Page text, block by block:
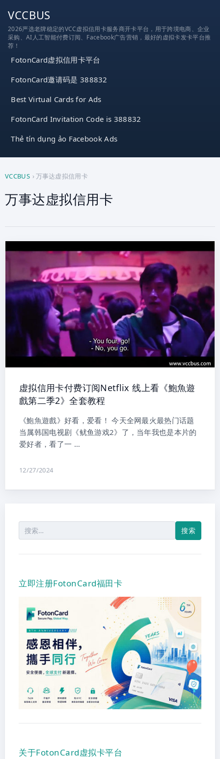
VCCBUS
2026严选老牌稳定的VCC虚拟信用卡服务商开卡平台，用于跨境电商、企业
采购、AI人工智能付费订阅、Facebook广告营销，最好的虚拟卡发卡平台推
荐！
FotonCard虚拟信用卡平台
FotonCard邀请码是 388832
Best Virtual Cards for Ads
FotonCard Invitation Code is 388832
Thẻ tín dụng ảo Facebook Ads
VCCBUS ›万事达虚拟信用卡
万事达虚拟信用卡
虚拟信用卡付费订阅Netflix 线上看《鮑魚遊
戲第二季2》全套教程
《鮑魚遊戲》好看，爱看！ 今天全网最火最热门话题
当属韩国电视剧《鱿鱼游戏2》了，当年我也是本片的
爱好者，看了一 …
12/27/2024
索：
立即注册FotonCard福田卡
关于FotonCard虚拟卡平台